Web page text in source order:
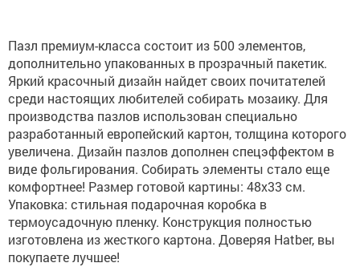
Пазл премиум-класса состоит из 500 элементов,
дополнительно упакованных в прозрачный пакетик.
Яркий красочный дизайн найдет своих почитателей
среди настоящих любителей собирать мозаику. Для
производства пазлов использован специально
разработанный европейский картон, толщина которого
увеличена. Дизайн пазлов дополнен спецэффектом в
виде фольгирования. Собирать элементы стало еще
комфортнее! Размер готовой картины: 48х33 см.
Упаковка: стильная подарочная коробка в
термоусадочную пленку. Конструкция полностью
изготовлена из жесткого картона. Доверяя Hatber, вы
покупаете лучшее!